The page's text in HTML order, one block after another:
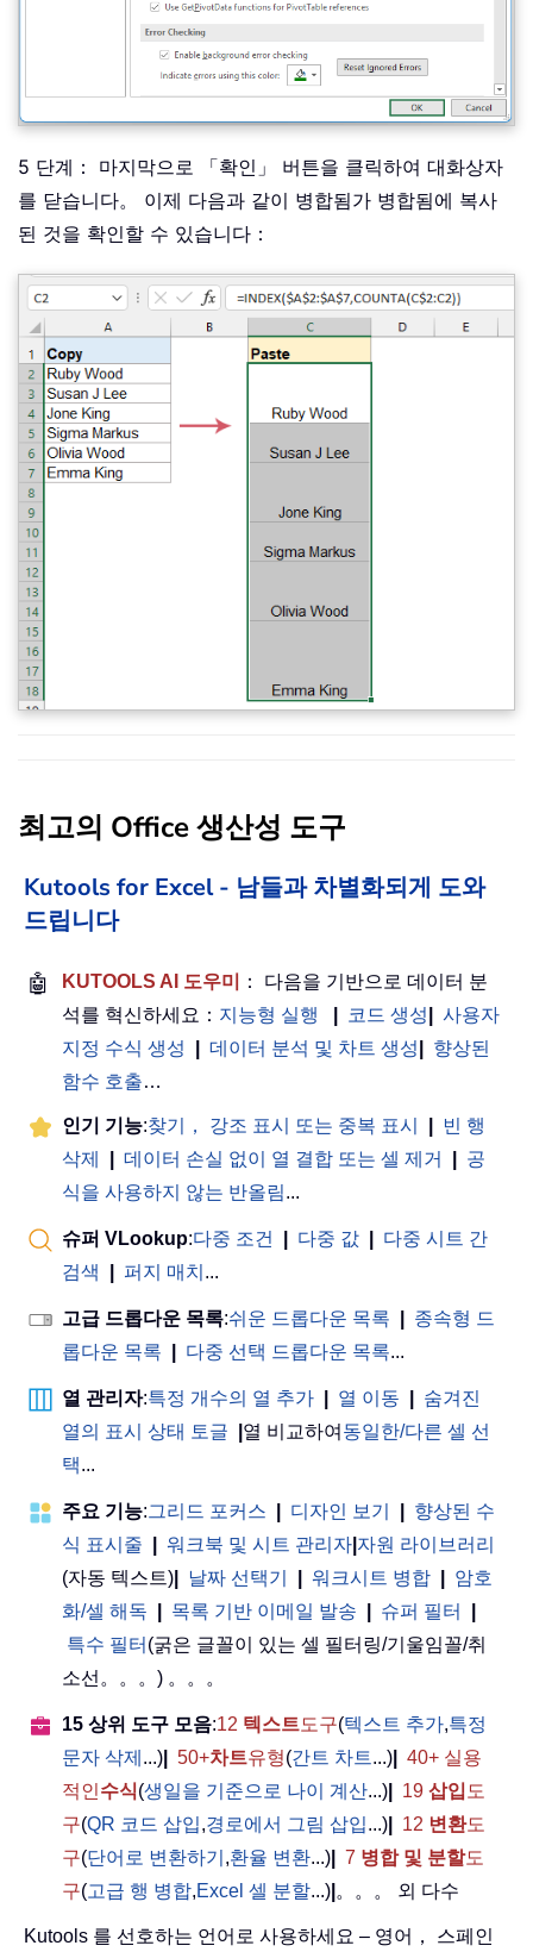
5 단계： 마지막으로 「확인」 버튼을 클릭하여 대화상자
를 닫습니다。 이제 다음과 같이 병합됨가 병합됨에 복사
된 것을 확인할 수 있습니다：
최고의 Office 생산성 도구
Kutools for Excel - 남들과 차별화되게 도와
드립니다
🤖 KUTOOLS AI 도우미
： 다음을 기반으로 데이터 분
석를 혁신하세요： 지능형 실행 코드 생성
사용자
지정 수식 생성
데이터 분석 및 차트 생성
향상된
함수 호출…
인기 기능:찾기， 강조 표시 또는 중복 표시
빈 행
삭제
데이터 손실 없이 열 결합 또는 셀 제거
공
식을 사용하지 않는 반올림...
슈퍼 VLookup:다중 조건 다중 값
다중 시트 간
검색
퍼지 매치 ...
고급 드롭다운 목록:쉬운 드롭다운 목록
종속형 드
롭다운 목록
다중 선택 드롭다운 목록...
열 관리자:특정 개수의 열 추가 열 이동
숨겨진
열의 표시 상태 토글
열 비교하여 동일한/다른 셀 선
택...
주요 기능:그리드 포커스 디자인 보기
향상된 수
식 표시줄
워크북 및 시트 관리자 자원 라이브러리
(자동 텍스트)
날짜 선택기 워크시트 병합
암호
화/셀 해독
목록 기반 이메일 발송 슈퍼 필터
특수 필터 (굵은 글꼴이 있는 셀 필터링/기울임꼴/취
소선。。。) 。。。
15 상위 도구 모음:12 텍스트도구(텍스트 추가,특정
문자 삭제 ...) 50+차트유형(간트 차트...)
40+ 실용
적인수식(생일을 기준으로 나이 계산...) 19 삽입 도
구(QR 코드 삽입,경로에서 그림 삽입...) 12 변환도
구(단어로 변환하기 ,환율 변환...) 7 병합 및 분할도
구(고급 행 병합,Excel 셀 분할...) 。。。 외 다수
Kutools 를 선호하는 언어로 사용하세요 – 영어， 스페인